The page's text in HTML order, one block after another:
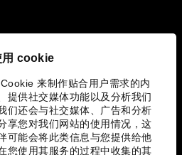
用 cookie
来制作贴合用户需求的内
提供社交媒体功能以及分析我们
们还会与社交媒体、广告和分析
享您对我们网站的使用情况，这
可能会将此类信息与您提供给他
您使用其服务的过程中收集的其